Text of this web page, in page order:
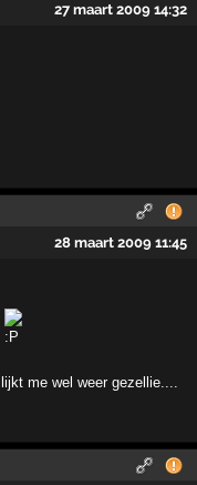
27 maart 2009 14:32
28 maart 2009 11:45
lijkt me wel weer gezellie....